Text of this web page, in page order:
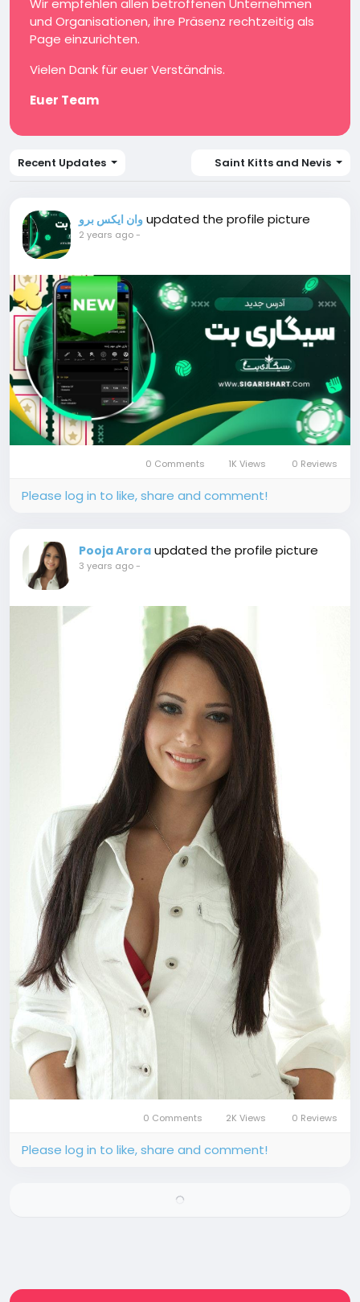
Wir empfehlen allen betroffenen Unternehmen
und Organisationen, ihre Präsenz rechtzeitig als
Page einzurichten.
Vielen Dank für euer Verständnis.
Euer Team
Recent Updates Saint Kitts and Nevis
وان ایکس برو updated the profile picture
2 years ago-
0 Comments 1K Views 0 Reviews
Please log in to like, share and comment!
Pooja Arora updated the profile picture
3 years ago-
0 Comments 2K Views 0 Reviews
Please log in to like, share and comment!